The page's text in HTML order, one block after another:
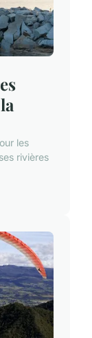
les
rivières